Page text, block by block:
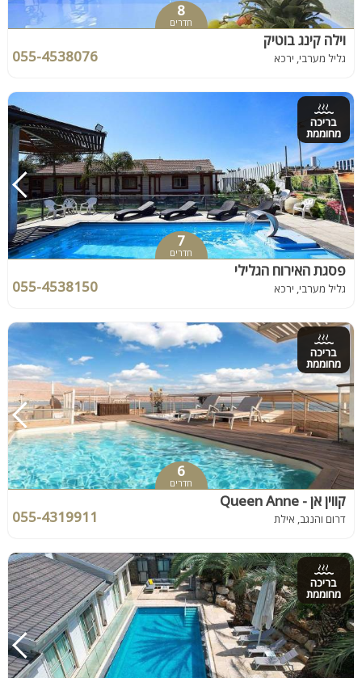
8
חדרים
וילה קינג בוטיק
גליל מערבי, ירכא 055-4538076
בריכה
מחוממת
7
חדרים
פסגת האירוח הגלילי
גליל מערבי, ירכא 055-4538150
בריכה
מחוממת
6
חדרים
קווין אן - Queen Anne
דרום והנגב, אילת 055-4319911
בריכה
מחוממת